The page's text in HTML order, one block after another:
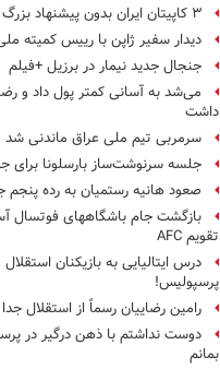
۳ کاپیتان ایران بدون پیشنهاد بزرگ
دیدار سفیر ژاپن با رییس کمیته
جنجال جدید نیمار در برزیل +فیلم
می‌شد به آسانی کمتر پول داد و
داشت
سرمربی تیم ملی عراق ماندنی شد
جلسه سرنوشت‌ساز بارسلونا برای
صعود هانیه رستمیان به رده پنجم
بازگشت جام باشگاههای فوتسال
تقویم AFC
درس ایتالیایی‌ به بازیکنان استقلال
پرسپولیس!
رامین رضاییان رسماً از استقلال
دوست نداشتم با ذهن درگیر در
بمانم